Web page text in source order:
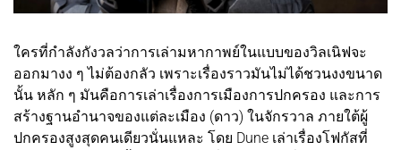
ใครที่กำลังกังวลว่าการเล่ามหากาพย์ในแบบของวิลเนิฟจะ
ออกมางง ๆ ไม่ต้องกลัว เพราะเรื่องราวมันไม่ได้ชวนงงขนาด
นั้น หลัก ๆ มันคือการเล่าเรื่องการเมืองการปกครอง และการ
สร้างฐานอำนาจของแต่ละเมือง (ดาว) ในจักรวาล ภายใต้ผู้
ปกครองสูงสุดคนเดียวนั่นแหละ โดย Dune เล่าเรื่องโฟกัสที่